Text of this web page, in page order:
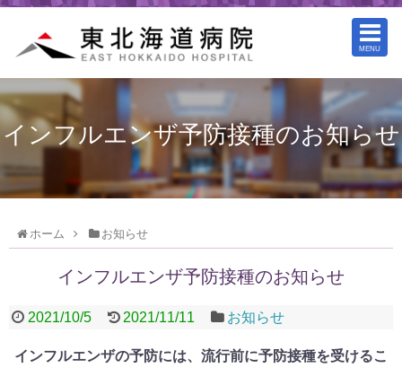
MENU
インフルエンザ予防接種のお知らせ
ホーム お知らせ
インフルエンザ予防接種のお知らせ
2021/10/5 2021/11/11 お知らせ
インフルエンザの予防には、流行前に予防接種を受けるこ